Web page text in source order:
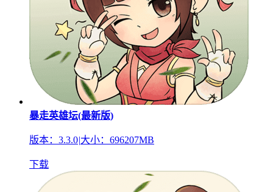
暴走英雄坛(最新版)
版本：3.3.0|大小：696207MB
下载